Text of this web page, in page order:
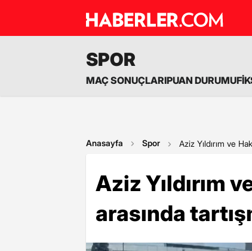
SPOR
MAÇ SONUÇLARIPUAN DURUMU
Anasayfa Spor Aziz Yıldırım ve
Aziz Yıldırım
arasında